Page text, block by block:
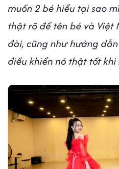
muốn 2 bé hiểu tại sao
thật rõ để tên bé và Việt
đài, cũng như hướng
điều khiển nó thật tốt khi